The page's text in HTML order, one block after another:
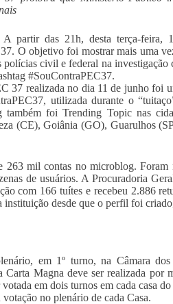
partir das 21h, desta terça-feira,
O objetivo foi mostrar mais uma
polícias civil e federal na
#SouContraPEC37.
37 realizada no dia 11 de junho foi
utilizada durante o
também foi Trending Topic nas
(CE), Goiânia (GO), Guarulhos
263 mil contas no microblog.
de usuários. A Procuradoria
com 166 tuítes e recebeu 2.886
desde que o perfil foi
em 1º turno, na Câmara
Carta Magna deve ser realizada por
em dois turnos em cada casa
no plenário de cada Casa.